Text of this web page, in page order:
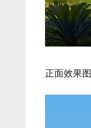
正面效果图